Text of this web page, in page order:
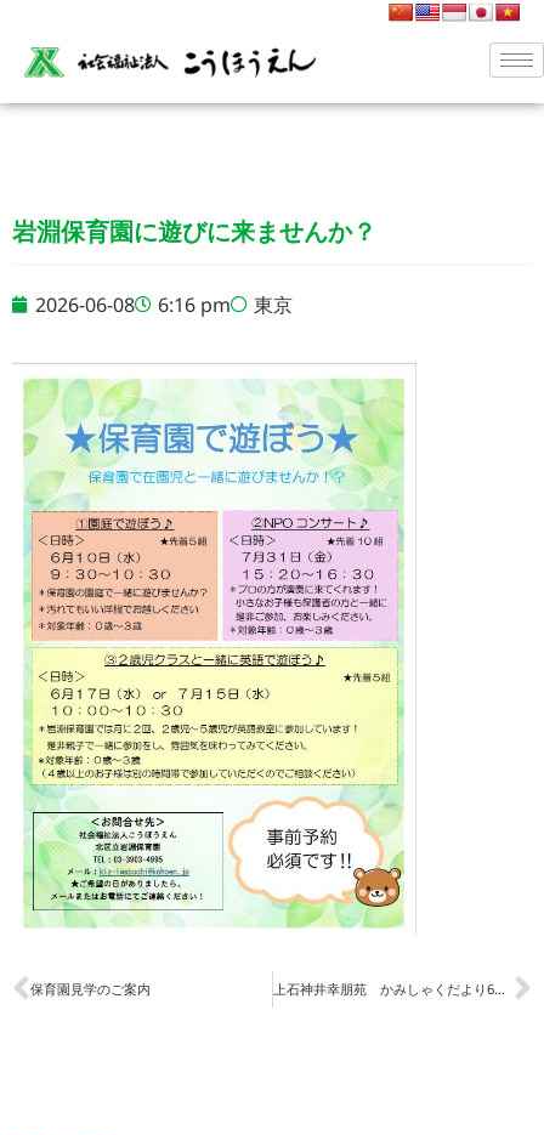
岩淵保育園に遊びに来ませんか？
2026-06-08 6:16 pm 東京
保育園見学のご案内 上石神井幸朋苑 かみしゃくだより6月号 Vol.39